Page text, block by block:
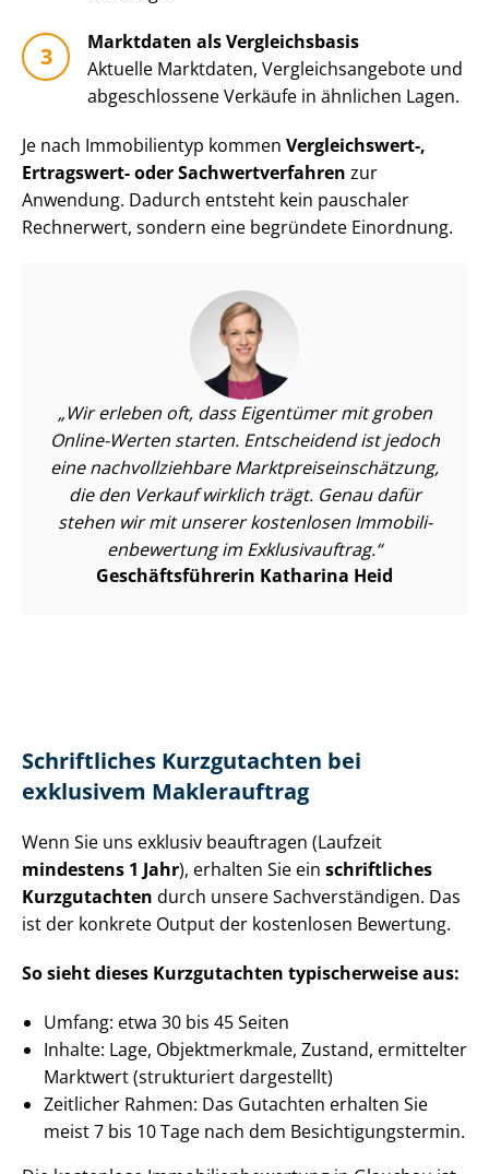
Marktdaten als Vergleichsbasis
Aktuelle Marktdaten, Ver­gleichs­an­ge­bo­te und
abgeschlossene Verkäufe in ähnlichen Lagen.
Je nach Immobilientyp kommen Vergleichswert-,
Ertragswert- oder Sach­wert­ver­fah­ren zur
Anwendung. Dadurch entsteht kein pauschaler
Rechnerwert, sondern eine begründete Einordnung.
Wir erleben oft, dass Eigentümer mit groben
Online-Werten starten. Entscheidend ist jedoch
eine nach­voll­zieh­ba­re Markt­preis­ein­schät­zung,
die den Verkauf wirklich trägt. Genau dafür
stehen wir mit unserer kostenlosen Im­mo­bi­li­
en­be­wer­tung im Exklusivauftrag.
Ge­schäfts­füh­re­rin Katharina Heid
Schriftliches Kurzgutachten bei
exklusivem Maklerauftrag
Wenn Sie uns exklusiv beauftragen (Laufzeit
mindestens 1 Jahr), erhalten Sie ein schriftliches
Kurzgutachten durch unsere Sach­ver­stän­di­gen. Das
ist der konkrete Output der kostenlosen Bewertung.
So sieht dieses Kurzgutachten typischerweise aus:
Umfang: etwa 30 bis 45 Seiten
Inhalte: Lage, Objektmerkmale, Zustand, ermittelter
Marktwert (strukturiert dargestellt)
Zeitlicher Rahmen: Das Gutachten erhalten Sie
meist 7 bis 10 Tage nach dem Be­sich­ti­gungs­ter­min.